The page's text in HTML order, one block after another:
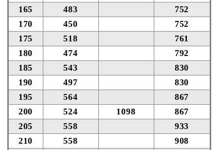
165
483
752
170
450
752
175
518
761
180
474
792
185
543
830
190
497
830
195
564
867
200
524 1098
867
205
558
933
210
558
908